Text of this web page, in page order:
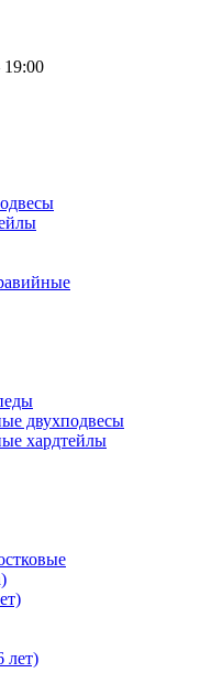
двухподвесы
хардтейлы
лет)